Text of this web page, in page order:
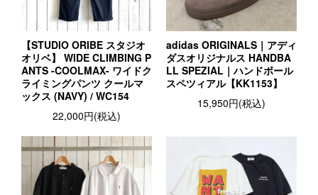
【STUDIO ORIBE スタジオ
オリベ】 WIDE CLIMBING P
ANTS -COOLMAX- ワイドク
ライミングパンツ クールマ
ックス (NAVY) / WC154
22,000円(税込)
adidas ORIGINALS｜アディ
ダスオリジナルス HANDBA
LL SPEZIAL｜ハンドボール
スペツィアル【KK1153】
15,950円(税込)